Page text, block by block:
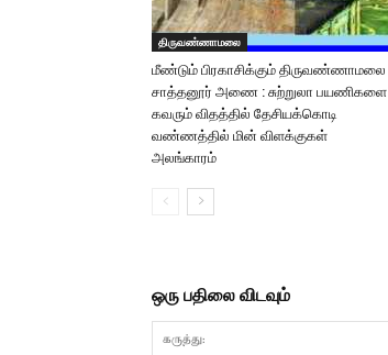
திருவண்ணாமலை
மீண்டும் பிரகாசிக்கும் திருவண்ணாமலை
சாத்தனூர் அணை : சுற்றுலா பயணிகளை
கவரும் விதத்தில் தேசியக்கொடி
வண்ணத்தில் மின் விளக்குகள்
அலங்காரம்
ஒரு பதிலை விடவும்